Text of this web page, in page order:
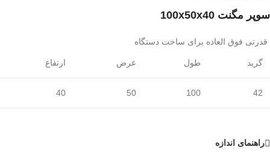
سوپر مگنت 100x50x40
قدرتی فوق العاده برای ساخت دستگاه
گرید طول عرض ارتفاع
42
100
50
40
راهنمای اندازه